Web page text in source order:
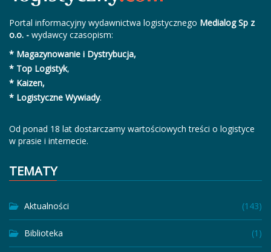
Portal informacyjny wydawnictwa logistycznego Medialog Sp z
o.o. - wydawcy czasopism:
* Magazynowanie i Dystrybucja,
* Top Logistyk,
* Kaizen,
* Logistyczne Wywiady.
Od ponad 18 lat dostarczamy wartościowych treści o logistyce
w prasie i internecie.
TEMATY
Aktualności (143)
Biblioteka (1)